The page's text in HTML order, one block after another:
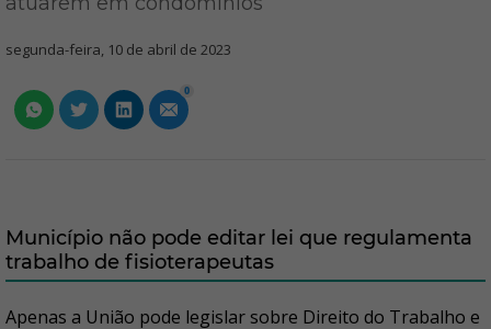
segunda-feira, 10 de abril de 2023
0
Município não pode editar lei que regulamenta
trabalho de fisioterapeutas
Apenas a União pode legislar sobre Direito do Trabalho e